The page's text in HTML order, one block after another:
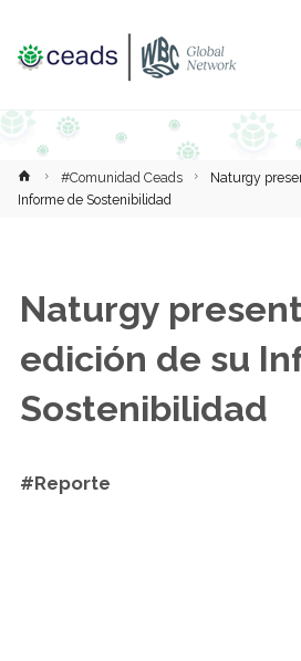
Inicio#Comunidad Ceads
Naturgy
Informe de Sostenibilidad
Naturgy
edición de su
Sostenibilidad
#Reporte